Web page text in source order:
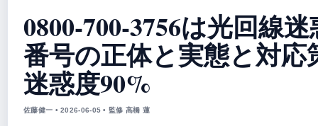
0800-700-3756は光回線
番号の正体と実態と対応
迷惑度90%
佐藤健一 • 2026-06-05 • 監修 高橋 蓮